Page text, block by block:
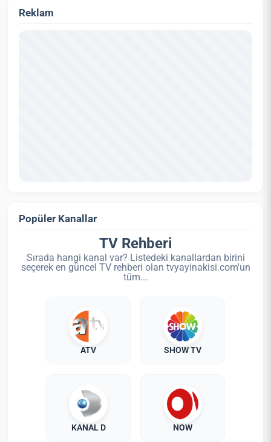
Reklam
Popüler Kanallar
TV Rehberi
Sırada hangi kanal var? Listedeki kanallardan birini
seçerek en güncel TV rehberi olan tvyayinakisi.com'un
tüm...
ATV SHOW TV
KANAL D NOW